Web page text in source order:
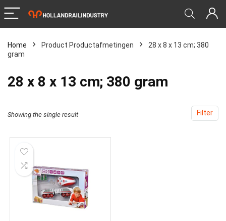
Home Product Productafmetingen
‎28 x 8 x 13 cm; 380
gram
‎28 x 8 x 13 cm; 380 gram
Filter
Showing the single result